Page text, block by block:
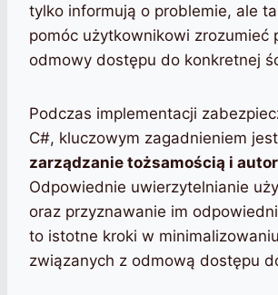
tylko informują o problemie, ale
pomóc użytkownikowi zrozumieć
odmowy dostępu do konkretnej
Podczas implementacji
C#, kluczowym zagadnieniem
zarządzanie tożsamością i
Odpowiednie uwierzytelnianie
oraz przyznawanie im
to istotne kroki w
związanych z odmową dostępu